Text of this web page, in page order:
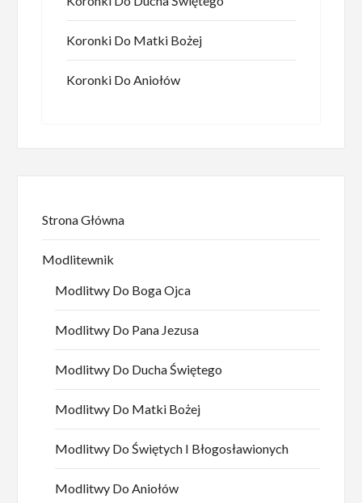
Koronki Do Matki Bożej
Koronki Do Aniołów
Strona Główna
Modlitewnik
Modlitwy Do Boga Ojca
Modlitwy Do Pana Jezusa
Modlitwy Do Ducha Świętego
Modlitwy Do Matki Bożej
Modlitwy Do Świętych I Błogosławionych
Modlitwy Do Aniołów